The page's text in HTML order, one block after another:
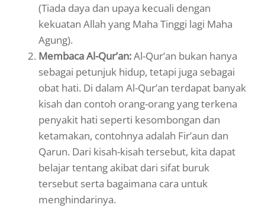
(Tiada daya dan upaya kecuali dengan
kekuatan Allah yang Maha Tinggi lagi Maha
Agung).
Membaca Al-Qur’an:Al-Qur’an bukan hanya
sebagai petunjuk hidup, tetapi juga sebagai
obat hati. Di dalam Al-Qur’an terdapat banyak
kisah dan contoh orang-orang yang terkena
penyakit hati seperti kesombongan dan
ketamakan, contohnya adalah Fir’aun dan
Qarun. Dari kisah-kisah tersebut, kita dapat
belajar tentang akibat dari sifat buruk
tersebut serta bagaimana cara untuk
menghindarinya.